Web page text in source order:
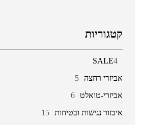
קטגוריות
SALE4
אביזרי רחצה 5
אביזרי-טואלט 6
איבזור נגישות ובטיחות 15